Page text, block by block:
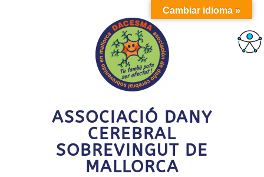
ASSOCIACIÓ DANY
CEREBRAL
SOBREVINGUT DE
MALLORCA
Cambiar idioma »